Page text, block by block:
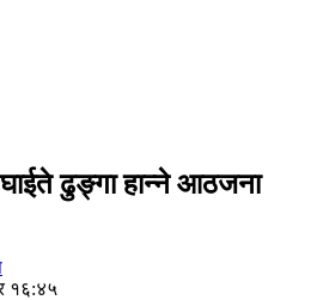
ढुङ्गा हान्ने आठजना
१६:४५